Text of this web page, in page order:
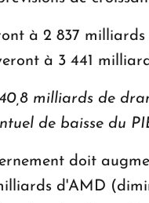
à 2 837
à 3 441
milliards de
de baisse du
doit
d'AMD